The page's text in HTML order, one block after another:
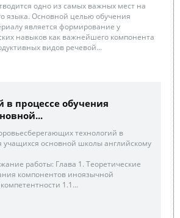
одно из самых важных мест на
языка. Основной целью обучения
является формирование у
навыков как важнейшего компонента
видов речевой...
в процессе обучения
технологий в
учащихся основной школы английскому
работы: Глава 1. Теоретические
компонентов иноязычной
1.1...